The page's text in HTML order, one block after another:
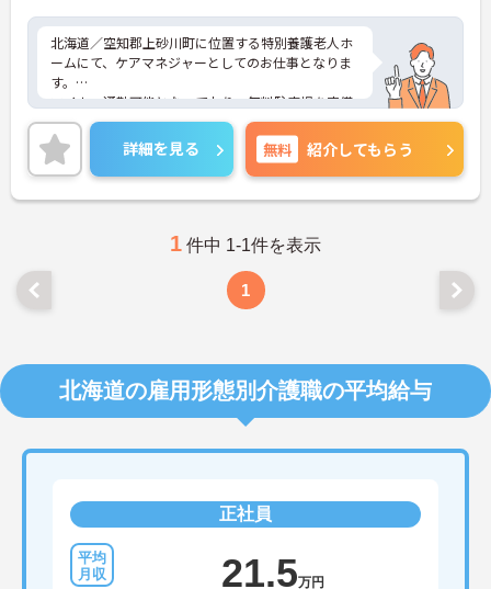
北海道／空知郡上砂川町に位置する特別養護老人ホ
ームにて、ケアマネジャーとしてのお仕事となりま
す。
マイカー通勤可能となっており、無料駐車場を完備
しているので、通勤の際は心配いりません◎日勤の
みのお仕事なので、仕事と私生活との調和が取りや
すい環境となっております！
ご興味ある方は面接ポイントをお伝えしますので、
お気軽にお問い合わせください♪
詳細を見る 無料 紹介してもらう
1 件中 1-1件を表示
1
北海道の雇用形態別介護職の平均給与
正社員
21.5万円